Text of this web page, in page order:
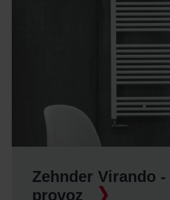
- Teplovodní